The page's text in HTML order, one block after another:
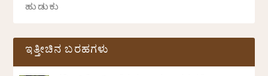
ಇತ್ತೀಚಿನ ಬರಹಗಳು